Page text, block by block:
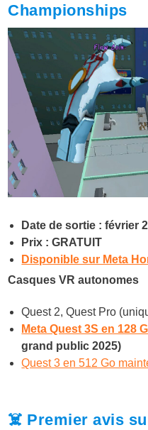
Championships
Date de sortie : février
Prix : GRATUIT
Disponible sur Meta
Casques VR autonomes
Quest 2, Quest Pro
Meta Quest 3S en 128
grand public 2025)
Quest 3 en 512 Go
☠️ Premier avis